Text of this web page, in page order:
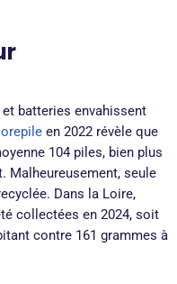
batteries envahissent
en 2022 révèle que
104 piles, bien plus
Malheureusement, seule
Dans la Loire,
collectées en 2024, soit
contre 161 grammes à